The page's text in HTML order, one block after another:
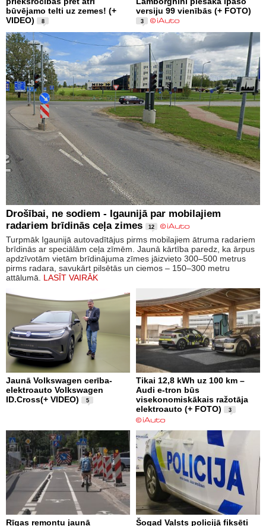
būvējamo telti uz zemes! (+
VIDEO)
8
versiju 99 vienībās (+ FOTO)
3
Drošībai, ne sodiem - Igaunijā par mobilajiem
radariem brīdinās ceļa zimes
12
Turpmāk Igaunijā autovadītājus pirms mobilajiem ātruma radariem
brīdinās ar speciālām ceļa zīmēm. Jaunā kārtība paredz, ka ārpus
apdzīvotām vietām brīdinājuma zīmes jāizvieto 300–500 metrus
pirms radara, savukārt pilsētās un ciemos – 150–300 metru
attālumā. LASĪT VAIRĀK
Jaunā Volkswagen cerība-
elektroauto Volkswagen
ID.Cross(+ VIDEO)
5
Tikai 12,8 kWh uz 100 km –
Audi e-tron būs
visekonomiskākais ražotāja
elektroauto (+ FOTO)
3
Rīgas remontu jaunā
Šogad Valsts policijā fiksēti